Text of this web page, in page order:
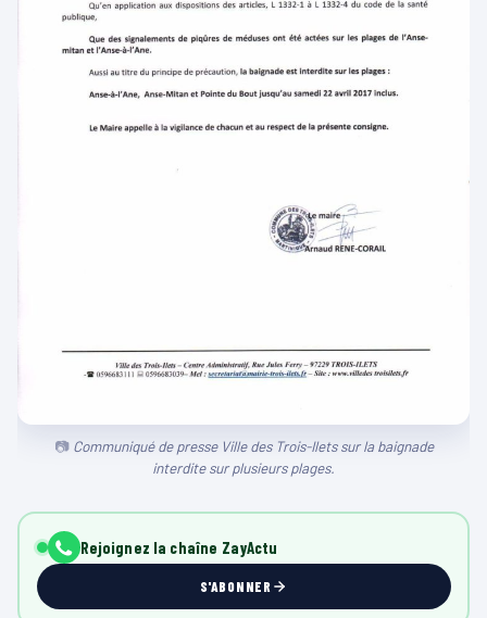
Communiqué de presse Ville des Trois-Ilets sur la baignade
interdite sur plusieurs plages.
Rejoignez la chaîne ZayActu
S'ABONNER